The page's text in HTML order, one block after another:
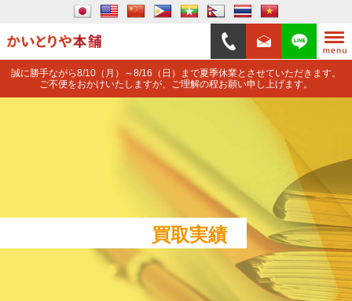
誠に勝手ながら8/10（月）～8/16（日）まで夏季休業とさせていただきます。
ご不便をおかけいたしますが、ご理解の程お願い申し上げます。
買取実績